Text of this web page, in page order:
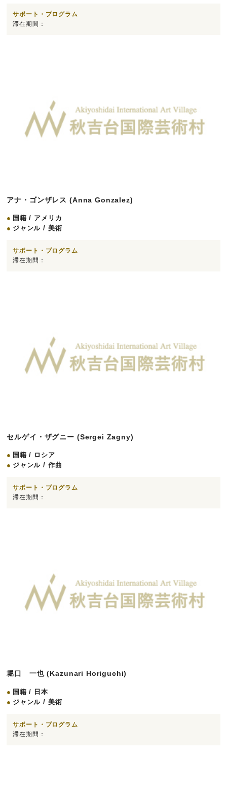
サポート・プログラム
滞在期間：
アナ・ゴンザレス (Anna Gonzalez)
国籍 / アメリカ
ジャンル / 美術
サポート・プログラム
滞在期間：
セルゲイ・ザグニー (Sergei Zagny)
国籍 / ロシア
ジャンル / 作曲
サポート・プログラム
滞在期間：
堀口 一也 (Kazunari Horiguchi)
国籍 / 日本
ジャンル / 美術
サポート・プログラム
滞在期間：